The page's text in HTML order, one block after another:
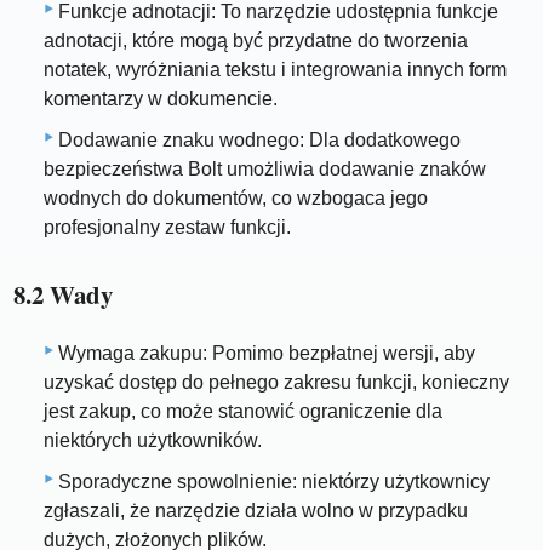
Funkcje adnotacji: To narzędzie udostępnia funkcje
adnotacji, które mogą być przydatne do tworzenia
notatek, wyróżniania tekstu i integrowania innych form
komentarzy w dokumencie.
Dodawanie znaku wodnego: Dla dodatkowego
bezpieczeństwa Bolt umożliwia dodawanie znaków
wodnych do dokumentów, co wzbogaca jego
profesjonalny zestaw funkcji.
8.2 Wady
Wymaga zakupu: Pomimo bezpłatnej wersji, aby
uzyskać dostęp do pełnego zakresu funkcji, konieczny
jest zakup, co może stanowić ograniczenie dla
niektórych użytkowników.
Sporadyczne spowolnienie: niektórzy użytkownicy
zgłaszali, że narzędzie działa wolno w przypadku
dużych, złożonych plików.